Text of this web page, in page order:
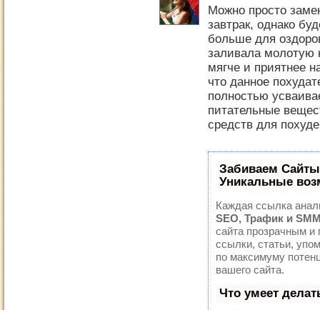
Можно просто
завтрак, однако
больше для
заливала молотую
мягче и приятнее
что данное
полностью
питательные
средств для
Забиваем
Уникальные
Каждая ссылка
SEO, Трафик и
сайта прозрачным
ссылки, статьи,
по максимуму
вашего сайта.
Что умеет